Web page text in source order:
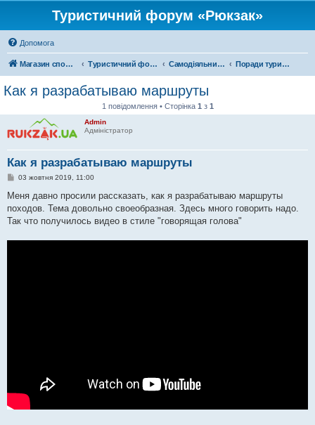
Туристичний форум «Рюкзак»
Допомога
Магазин спорядження Туристичний форум «Рюкзак» Самодіяльний туризм Поради туристам
Как я разрабатываю маршруты
1 повідомлення • Сторінка 1 з 1
Admin
Адміністратор
Как я разрабатываю маршруты
П
в
д
о
03 жовтня 2019, 11:00
Меня давно просили рассказать, как я разрабатываю маршруты
походов. Тема довольно своеобразная. Здесь много говорить надо.
Так что получилось видео в стиле "говорящая голова"